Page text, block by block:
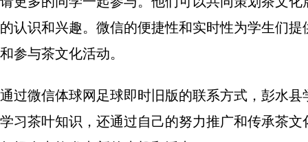
的认识和兴趣。微信的便捷性和实时性为学生们
和参与茶文化活动。
通过微信体球网足球即时旧版的联系方式，彭水
学习茶叶知识，还通过自己的努力推广和传承茶